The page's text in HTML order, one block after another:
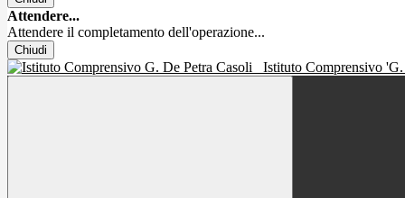
Attendere...
Attendere il completamento dell'operazione...
Chiudi
Istituto Comprensivo